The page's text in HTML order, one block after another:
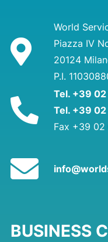
World
Piazza IV
20124
P.I.
Tel. +39 02
Tel. +39
Fax +39 02
BUSINESS